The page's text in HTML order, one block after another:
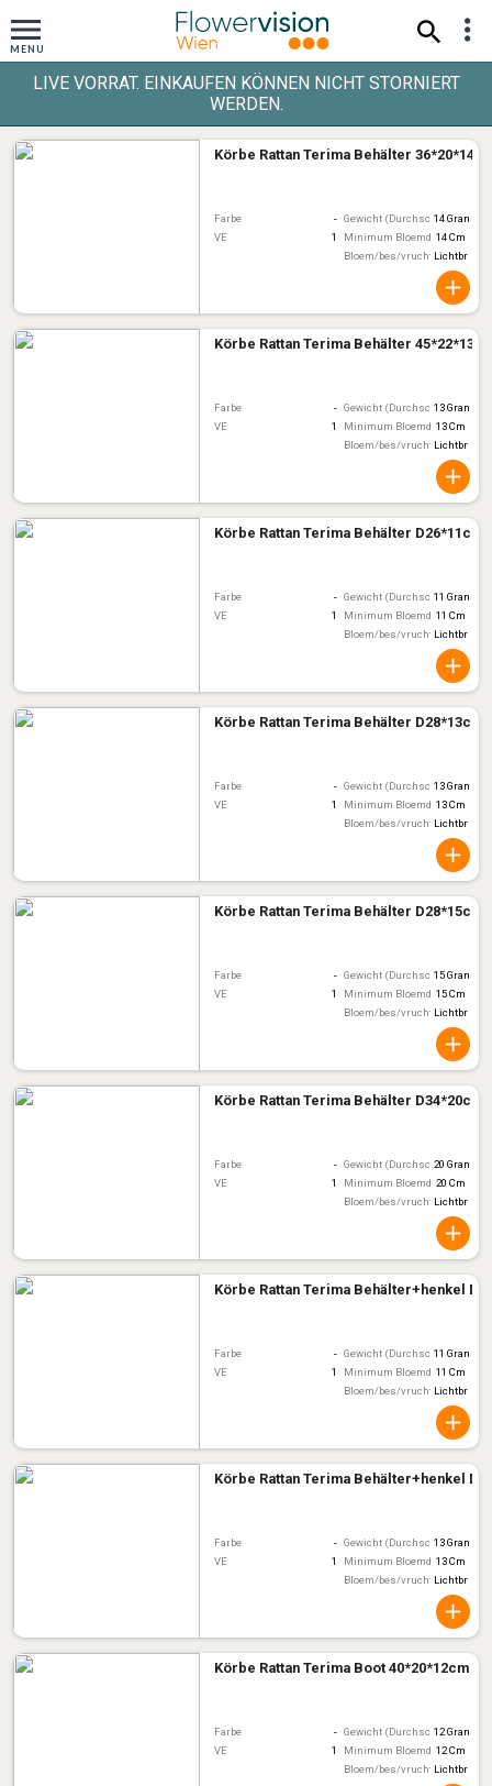
LIVE VORRAT. EINKAUFEN KÖNNEN NICHT STORNIERT
WERDEN.
Körbe Rattan Terima Behälter
Farbe - Gewicht (Durchschnitt)
14 Gram
VE
1 Minimum Bloemdiameter
14 Cm
Bloem/bes/vruchtkleurLichtbruin
Körbe Rattan Terima Behälter
Farbe - Gewicht (Durchschnitt)
13 Gram
VE
1 Minimum Bloemdiameter
13 Cm
Bloem/bes/vruchtkleurLichtbruin
Körbe Rattan Terima Behälter D26*11cm
Farbe - Gewicht (Durchschnitt)
11 Gram
VE
1 Minimum Bloemdiameter
11 Cm
Bloem/bes/vruchtkleurLichtbruin
Körbe Rattan Terima Behälter D28*13cm
Farbe - Gewicht (Durchschnitt)
13 Gram
VE
1 Minimum Bloemdiameter
13 Cm
Bloem/bes/vruchtkleurLichtbruin
Körbe Rattan Terima Behälter D28*15cm
Farbe - Gewicht (Durchschnitt)
15 Gram
VE
1 Minimum Bloemdiameter
15 Cm
Bloem/bes/vruchtkleurLichtbruin
Körbe Rattan Terima Behälter D34*20cm
Farbe - Gewicht (Durchschnitt)
20 Gram
VE
1 Minimum Bloemdiameter
20 Cm
Bloem/bes/vruchtkleurLichtbruin
Körbe Rattan Terima Behälter+henkel
Farbe - Gewicht (Durchschnitt)
11 Gram
VE
1 Minimum Bloemdiameter
11 Cm
Bloem/bes/vruchtkleurLichtbruin
Körbe Rattan Terima Behälter+henkel
Farbe - Gewicht (Durchschnitt)
13 Gram
VE
1 Minimum Bloemdiameter
13 Cm
Bloem/bes/vruchtkleurLichtbruin
Körbe Rattan Terima Boot 40*20*12cm
Farbe - Gewicht (Durchschnitt)
12 Gram
VE
1 Minimum Bloemdiameter
12 Cm
Bloem/bes/vruchtkleurLichtbruin